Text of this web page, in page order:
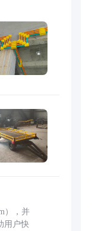
），并
用户快